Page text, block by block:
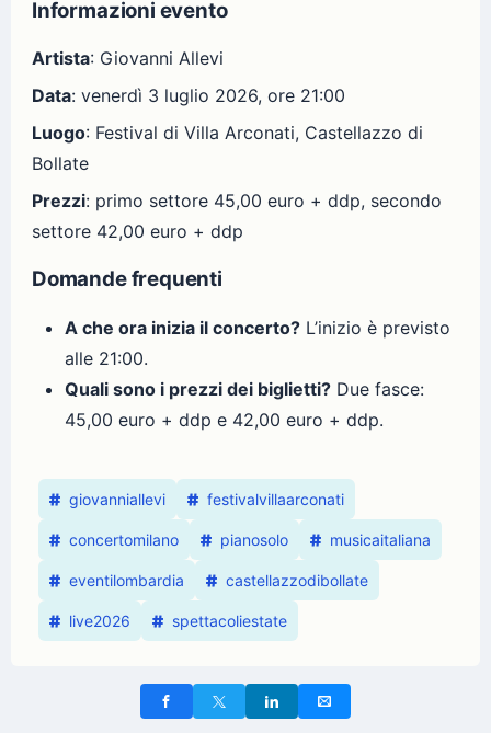
Informazioni evento
Artista: Giovanni Allevi
Data: venerdì 3 luglio 2026, ore 21:00
Luogo: Festival di Villa Arconati, Castellazzo di
Bollate
Prezzi: primo settore 45,00 euro + ddp, secondo
settore 42,00 euro + ddp
Domande frequenti
A che ora inizia il concerto? L’inizio è previsto
alle 21:00.
Quali sono i prezzi dei biglietti? Due fasce:
45,00 euro + ddp e 42,00 euro + ddp.
giovanniallevi festivalvillaarconati
concertomilano pianosolo musicaitaliana
eventilombardia castellazzodibollate
live2026 spettacoliestate